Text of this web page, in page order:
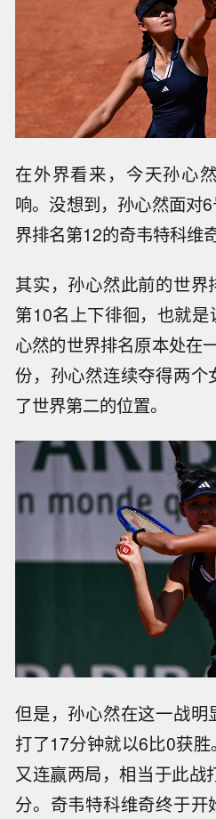
在外界看来，今天孙心
响。没想到，孙心然面对
界排名第12的奇韦特科维
其实，孙心然此前的世
第10名上下徘徊，也就
心然的世界排名原本处在
份，孙心然连续夺得两个
了世界第二的位置。
但是，孙心然在这一战明
打了17分钟就以6比0获
又连赢两局，相当于此战
分。奇韦特科维奇终于